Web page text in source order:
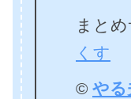
まとめ
くす
© やる